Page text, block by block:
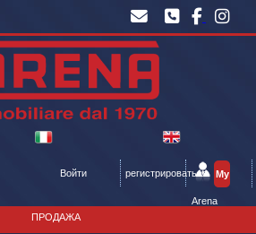
My
Arena
регистрироваться
Войти
ПРОДАЖА